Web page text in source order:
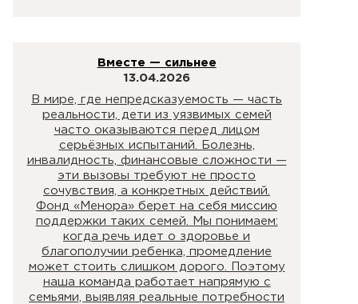
Вместе — сильнее
13.04.2026
В мире, где непредсказуемость — часть
реальности, дети из уязвимых семей
часто оказываются перед лицом
серьёзных испытаний. Болезнь,
инвалидность, финансовые сложности —
эти вызовы требуют не просто
сочувствия, а конкретных действий.
Фонд «Менора» берет на себя миссию
поддержки таких семей. Мы понимаем:
когда речь идет о здоровье и
благополучии ребенка, промедление
может стоить слишком дорого. Поэтому
наша команда работает напрямую с
семьями, выявляя реальные потребности